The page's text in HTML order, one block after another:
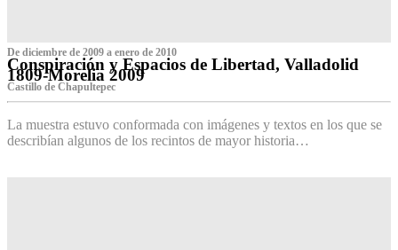
De diciembre de 2009 a enero de 2010
Conspiración y Espacios de Libertad, Valladolid
1809-Morelia 2009
Castillo de Chapultepec
La muestra estuvo conformada con imágenes y textos en los que se
describían algunos de los recintos de mayor historia…